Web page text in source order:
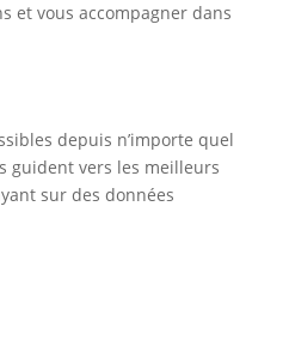
et vous accompagner dans
depuis n’importe quel
guident vers les meilleurs
sur des données